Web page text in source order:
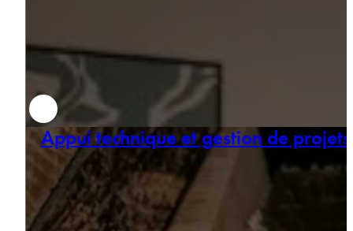
Appui technique et gestion de projets